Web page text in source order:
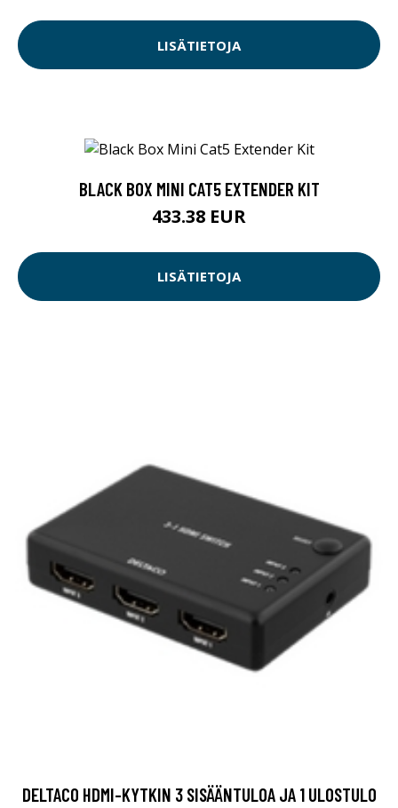
LISÄTIETOJA
BLACK BOX MINI CAT5 EXTENDER KIT
433.38 EUR
LISÄTIETOJA
DELTACO HDMI-KYTKIN 3 SISÄÄNTULOA JA 1 ULOSTULO